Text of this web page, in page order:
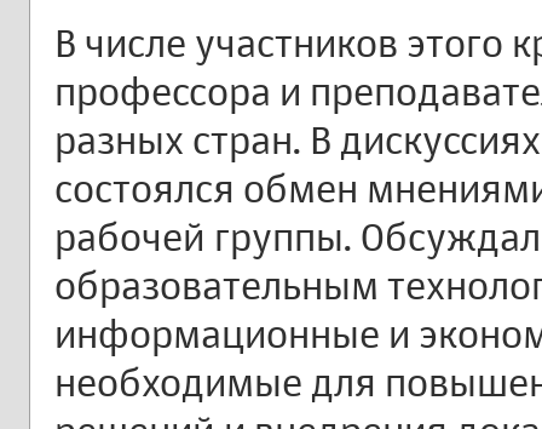
В числе участников этого
профессора и
разных стран. В
состоялся обмен
рабочей группы.
образовательным
информационные и
необходимые для